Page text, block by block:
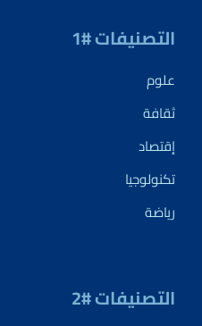
التصنيفات #1
علوم
ثقافة
إقتصاد
تكنولوجيا
رياضة
التصنيفات #2